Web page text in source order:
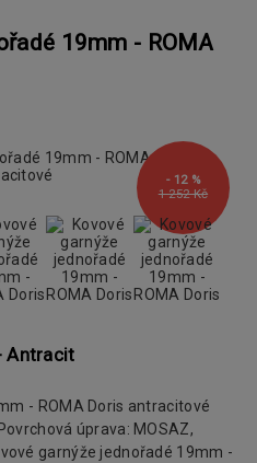
19mm - ROMA
1 252 Kč
- 12 %
Antracit
- ROMA Doris antracitové
úprava: MOSAZ,
garnýže jednořadé 19mm -